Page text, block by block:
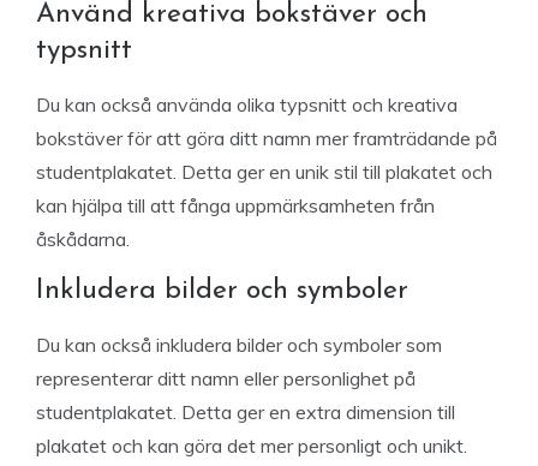
Använd kreativa bokstäver och
typsnitt
Du kan också använda olika typsnitt och kreativa
bokstäver för att göra ditt namn mer framträdande på
studentplakatet. Detta ger en unik stil till plakatet och
kan hjälpa till att fånga uppmärksamheten från
åskådarna.
Inkludera bilder och symboler
Du kan också inkludera bilder och symboler som
representerar ditt namn eller personlighet på
studentplakatet. Detta ger en extra dimension till
plakatet och kan göra det mer personligt och unikt.